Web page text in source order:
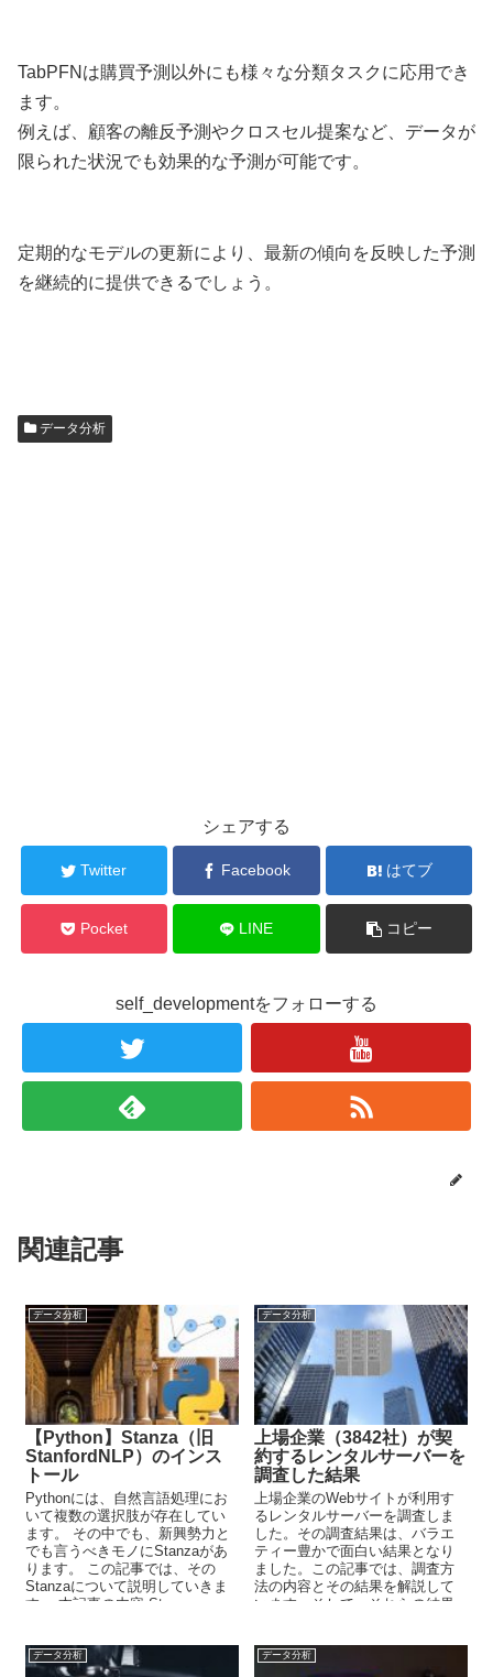
TabPFNは購買予測以外にも様々な分類タスクに応用でき
ます。
例えば、顧客の離反予測やクロスセル提案など、データが
限られた状況でも効果的な予測が可能です。
定期的なモデルの更新により、最新の傾向を反映した予測
を継続的に提供できるでしょう。
データ分析
シェアする
Twitter Facebook はてブ
Pocket LINE コピー
self_developmentをフォローする
関連記事
データ分析
【Python】Stanza（旧
StanfordNLP）のインス
トール
Pythonには、自然言語処理にお
いて複数の選択肢が存在してい
ます。 その中でも、新興勢力と
でも言うべきモノにStanzaがあ
ります。 この記事では、その
Stanzaについて説明していきま
す。 本記事の内容 Stanza...
データ分析
上場企業（3842社）が契
約するレンタルサーバーを
調査した結果
上場企業のWebサイトが利用す
るレンタルサーバーを調査しま
した。その調査結果は、バラエ
ティー豊かで面白い結果となり
ました。この記事では、調査方
法の内容とその結果を解説して
います。そして、それらの結果
データ分析 データ分析